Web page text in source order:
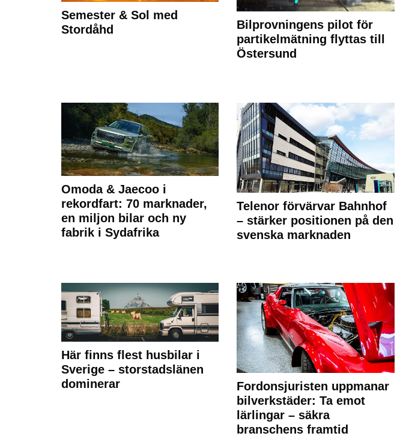
Semester & Sol med
Stordåhd
Bilprovningens pilot för
partikelmätning flyttas till
Östersund
Omoda & Jaecoo i
rekordfart: 70 marknader,
en miljon bilar och ny
fabrik i Sydafrika
Telenor förvärvar Bahnhof
– stärker positionen på den
svenska marknaden
Här finns flest husbilar i
Sverige – storstadslänen
dominerar
Fordonsjuristen uppmanar
bilverkstäder: Ta emot
lärlingar – säkra
branschens framtid